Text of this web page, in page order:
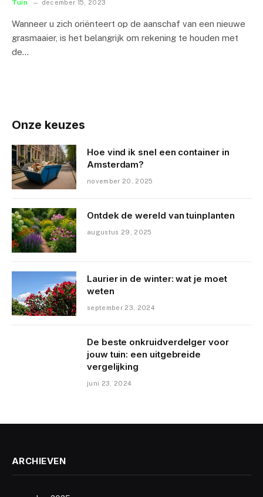
Tuin december 15, 2023
Wanneer u zich oriënteert op de aanschaf van een nieuwe
grasmaaier, is het belangrijk om rekening te houden met
de…
Onze keuzes
Hoe vind ik snel een container in
Amsterdam?
november 20, 2025
Ontdek de wereld van tuinplanten
augustus 29, 2025
Laurier in de winter: wat je moet
weten
september 23, 2024
De beste onkruidverdelger voor
jouw tuin: een uitgebreide
vergelijking
juni 23, 2024
ARCHIEVEN